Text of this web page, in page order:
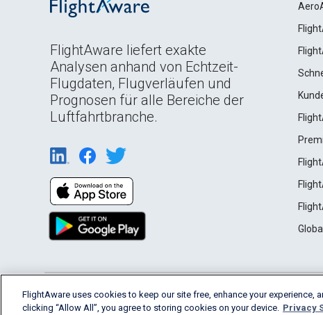
FlightAware liefert exakte
Analysen anhand von Echtzeit-
Flugdaten, Flugverläufen und
Prognosen für alle Bereiche der
Luftfahrtbranche.
English (USA) 2026 FlightAware Terms of Use Privacy
FlightAware uses cookies to keep our site free, enhance your experience,
clicking “Allow All”, you agree to storing cookies on your device. Privacy